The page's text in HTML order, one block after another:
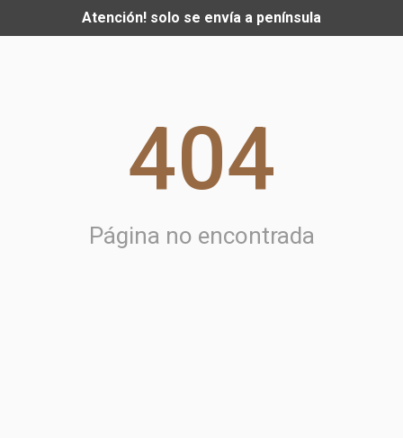
Atención! solo se envía a península
404
Página no encontrada